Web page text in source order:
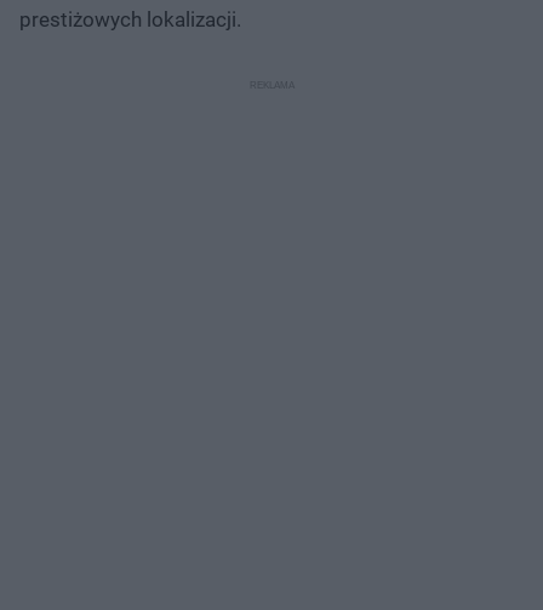
prestiżowych lokalizacji.